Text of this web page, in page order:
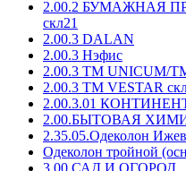
2.00.2 БУМАЖНАЯ
скл21
2.00.3 DALAN
2.00.3 Нэфис
2.00.3 ТМ UNICUM/ТМ
2.00.3 ТМ VESTAR
2.00.3.01
2.00.БЫТОВАЯ
2.35.05.Одеколон
Одеколон тройной
3.00.САД И ОГОРОД